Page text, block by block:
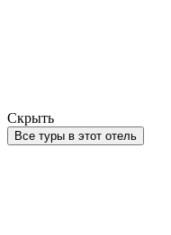
Скрыть
Все туры в этот отель